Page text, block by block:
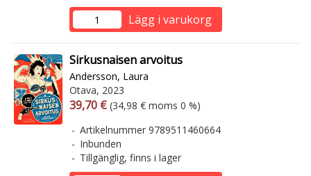
Lägg i varukorg
Sirkusnaisen arvoitus
Andersson, Laura
Otava, 2023
Arvonlisäverollinen hinta
39,70 € Arvonlisäveroton hinta
(34,98 € moms 0 %)
Artikelnummer 9789511460664
Inbunden
Tillgänglig, finns i lager